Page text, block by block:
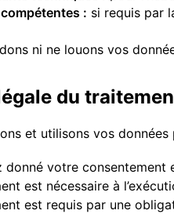
: si requis par
ni ne louons vos
du
et utilisons vos données
donné votre
est nécessaire à
est requis par une